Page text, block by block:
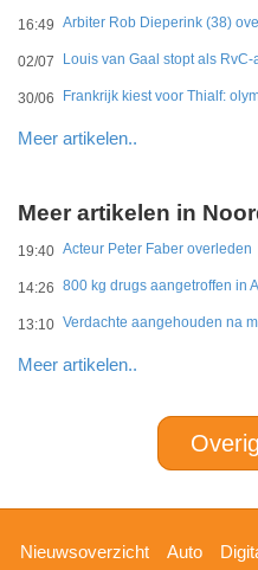
16:49 Arbiter Rob Dieperink (38)
02/07 Louis van Gaal stopt als
30/06 Frankrijk kiest voor Thialf:
Meer artikelen..
Meer artikelen in
19:40 Acteur Peter Faber overleden
14:26 800 kg drugs aangetroffen in
13:10
Meer artikelen..
Hoofdnavigatie
Nieuwsoverzicht Auto